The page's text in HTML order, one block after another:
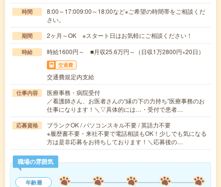
時間
8:00～17:009:00～18:00など※ご希望の時間帯をご相談くだ
さい。
期間 2ヶ月～OK ※スタート日はお気軽にご相談ください！
時給 時給1600円～ ■月収25.6万円～（日収1万2800円×20日）
交通費
交通費規定内支給
仕事内容
医療事務・病院受付
／看護師さん、お医者さんの“縁の下の力持ち”医療事務のお
仕事になります！＼▽具体的には…・受付で患者…
応募資格
ブランクOK / パソコンスキル不要 / 英語力不要
※履歴書不要・来社不要で電話相談もOK！少しでも気になる
方は是非応募をお待ちしております！＼応募後の…
職場の雰囲気
年齢層